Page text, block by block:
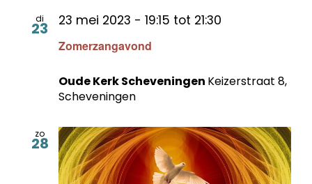
di
23
Zomerzangavond
23 mei 2023 - 19:15 tot 21:30
Oude Kerk Scheveningen Keizerstraat 8,
Scheveningen
zo
28